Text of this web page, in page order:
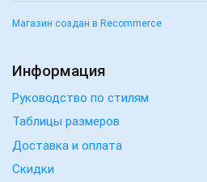
Магазин создан в Recommerce
Информация
Руководство по стилям
Таблицы размеров
Доставка и оплата
Скидки